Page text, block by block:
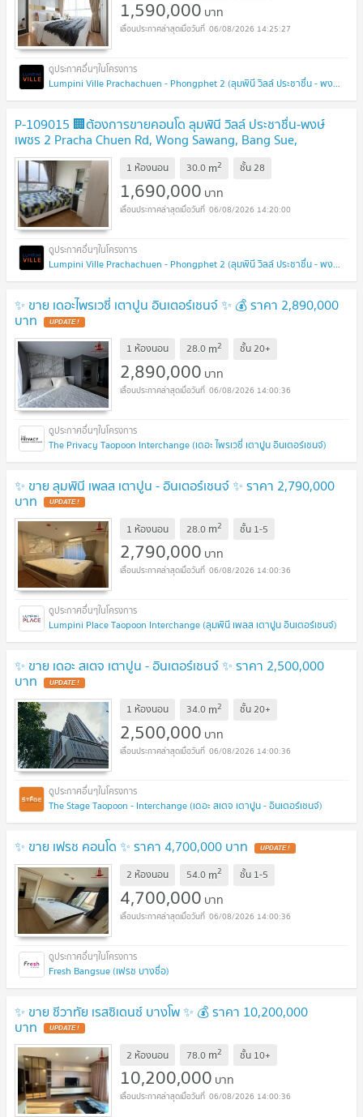
1,590,000 บาท
06/08/2026 14:25:27
Lumpini Ville Prachachuen - Phongphet 2 (ลุมพินี วิลล์ ประชาชื่น - พงษ์เพชร 2)
P-109015 🏢ต้องการขายคอนโด ลุมพินี วิลล์ ประชาชื่น-พงษ์
เพชร 2 Pracha Chuen Rd, Wong Sawang, Bang Sue,
Bangkok
1 ห้องนอน 30.0 m2 ชั้น28
1,690,000 บาท
06/08/2026 14:20:00
Lumpini Ville Prachachuen - Phongphet 2 (ลุมพินี วิลล์ ประชาชื่น - พงษ์เพชร 2)
✨ ขาย เดอะไพรเวซี่ เตาปูน อินเตอร์เชนจ์ ✨ 💰 ราคา 2,890,000
บาท
1 ห้องนอน 28.0 m2 ชั้น20+
2,890,000 บาท
06/08/2026 14:00:36
The Privacy Taopoon Interchange (เดอะ ไพรเวซี่ เตาปูน อินเตอร์เชนจ์)
✨ ขาย ลุมพินี เพลส เตาปูน - อินเตอร์เชนจ์ ✨ ราคา 2,790,000
บาท
1 ห้องนอน 28.0 m2 ชั้น 1-5
2,790,000 บาท
06/08/2026 14:00:36
Lumpini Place Taopoon Interchange (ลุมพินี เพลส เตาปูน อินเตอร์เชนจ์)
✨ ขาย เดอะ สเตจ เตาปูน - อินเตอร์เชนจ์ ✨ ราคา 2,500,000
บาท
1 ห้องนอน 34.0 m2 ชั้น20+
2,500,000 บาท
06/08/2026 14:00:36
The Stage Taopoon - Interchange (เดอะ สเตจ เตาปูน - อินเตอร์เชนจ์)
✨ ขาย เฟรช คอนโด ✨ ราคา 4,700,000 บาท
2 ห้องนอน 54.0 m2 ชั้น 1-5
4,700,000 บาท
06/08/2026 14:00:36
Fresh Bangsue (เฟรช บางซื่อ)
✨ ขาย ชีวาทัย เรสซิเดนซ์ บางโพ ✨ 💰 ราคา 10,200,000
บาท
2 ห้องนอน 78.0 m2 ชั้น 10+
10,200,000 บาท
06/08/2026 14:00:36